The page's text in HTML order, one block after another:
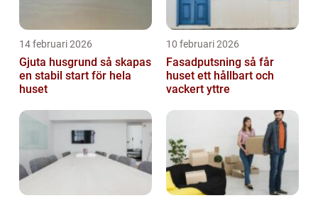
14 februari 2026
Gjuta husgrund så skapas
en stabil start för hela
huset
10 februari 2026
Fasadputsning så får
huset ett hållbart och
vackert yttre